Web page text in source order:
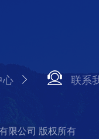
心 联系
限公司 版权所有